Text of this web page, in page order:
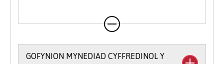
GOFYNION MYNEDIAD CYFFREDINOL Y